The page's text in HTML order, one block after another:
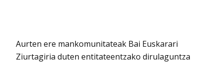
Aurten ere mankomunitateak Bai Euskarari
Ziurtagiria duten entitateentzako dirulaguntza